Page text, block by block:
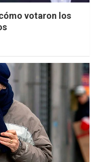
votaron los